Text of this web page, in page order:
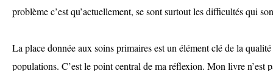
problème c’est qu’actuellement, se sont surtout les difficultés qui
La place donnée aux soins primaires est un élément clé de la
populations. C’est le point central de ma réflexion. Mon livre n’est